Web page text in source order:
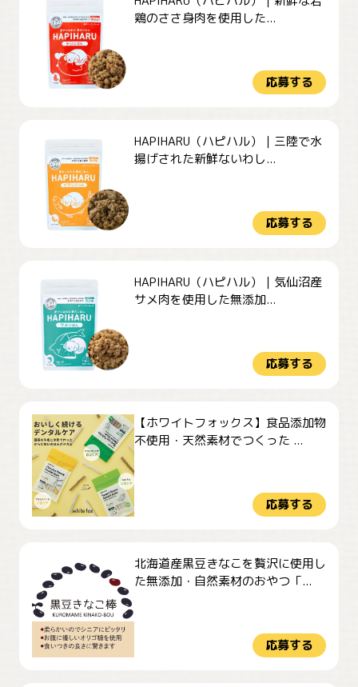
鶏のささ身肉を使用した...
応募する
HAPIHARU（ハピハル）｜三陸で水
揚げされた新鮮ないわし...
応募する
HAPIHARU（ハピハル）｜気仙沼産
サメ肉を使用した無添加...
応募する
【ホワイトフォックス】食品添加物
不使用・天然素材でつくった ...
応募する
北海道産黒豆きなこを贅沢に使用し
た無添加・自然素材のおやつ「...
応募する